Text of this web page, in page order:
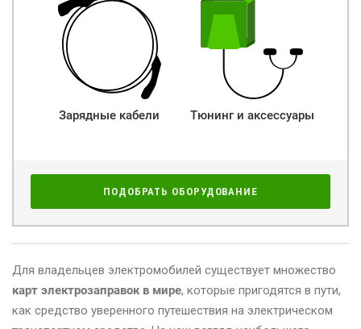
Зарядные кабели Тюнинг и аксессуары
ПОДОБРАТЬ ОБОРУДОВАНИЕ
Для владельцев электромобилей существует множество
карт электрозаправок в мире, которые пригодятся в пути,
как средство уверенного путешествия на электрическом